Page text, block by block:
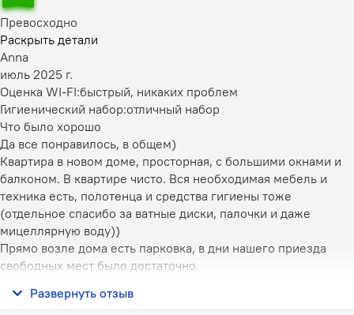
Превосходно
Раскрыть детали
Anna
июль 2025 г.
Оценка WI-FI:быстрый, никаких проблем
Гигиенический набор:отличный набор
Что было хорошо
Да все понравилось, в общем)
Квартира в новом доме, просторная, с большими окнами и
балконом. В квартире чисто. Вся необходимая мебель и
техника есть, полотенца и средства гигиены тоже
(отдельное спасибо за ватные диски, палочки и даже
мицеллярную воду))
Прямо возле дома есть парковка, в дни нашего приезда
свободных мест было достаточно.
по городу перемещались на общественном транспорте. Ест
Развернуть отзыв